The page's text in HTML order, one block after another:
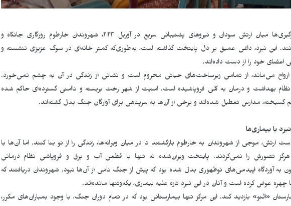
از زمان آغاز درگیری‌ها میان ارتش سودان و نیروهای پشتیبانی سریع در آوریل ۲۰۲۳، شهروندان خارطوم روزگاری جانکاه و
این نبرد، داغی عمیق بر دل پایتخت گذاشته است، به‌طوری‌که کمتر خانه‌ای در سوگ عزیزی ننشسته و
اعضای خود را از دست داده‌اند.
ارواح می‌ماند، از تمامی زیرساخت‌های حیاتی محروم است و نشانی از زندگی در آن به چشم نمی‌خورد.
نظام بهداشت و درمان به کلی فروپاشیده است. امنیت از شهر رخت بربسته و ناامنی گسترده‌ای حاکم شده
گسیخته، مدارس تعطیل شده‌اند و برخی از آن‌ها به سرپناهی برای آوارگان جنگ بدل گشته‌اند.
با بیماری‌ها
ارتش، موجی از شهروندان به خارطوم بازگشتند تا در میان ویرانه‌ها، زندگی را از نو بنا کنند. اما آن‌ها با
تصورش را نمی‌کردند. پایتخت ویران‌شده نه تنها با قطعی آب و برق و فروپاشی نظام درمانی
به آوردگاه اپیدمی‌های نوظهوری بدل شده بود که پیش از جنگ نامی از آن‌ها نبود. شهروندان دریافتند که
چهره عوض کرده است و آنان در این نبرد تازه علیه بیماری، یکه‌وتنها مانده‌اند.
«النو» بازدید کند. این مرکز تنها بیمارستانی بود که در تمام دوران جنگ، با وجود بمباران‌های مکرر،